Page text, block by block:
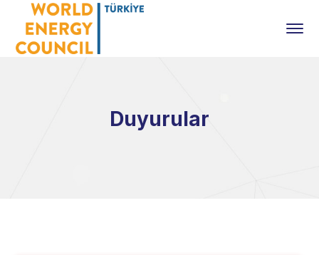
Duyurular